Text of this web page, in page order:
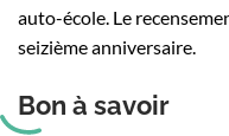
auto-école. Le
seizième anniversaire.
Bon à savoir